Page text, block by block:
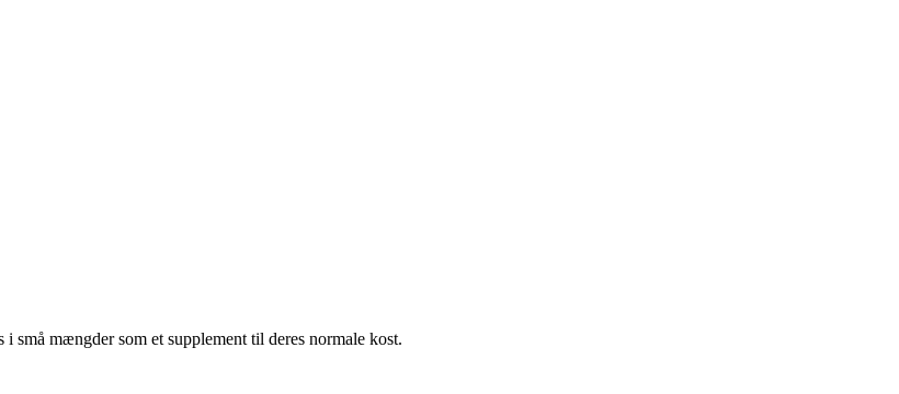
små mængder som et supplement til deres normale kost.